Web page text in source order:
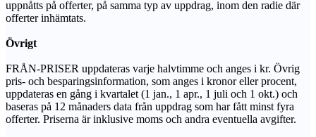
uppnåtts på offerter, på samma typ av uppdrag, inom den radie där
offerter inhämtats.
Övrigt
FRÅN-PRISER uppdateras varje halvtimme och anges i kr. Övrig
pris- och besparingsinformation, som anges i kronor eller procent,
uppdateras en gång i kvartalet (1 jan., 1 apr., 1 juli och 1 okt.) och
baseras på 12 månaders data från uppdrag som har fått minst fyra
offerter. Priserna är inklusive moms och andra eventuella avgifter.